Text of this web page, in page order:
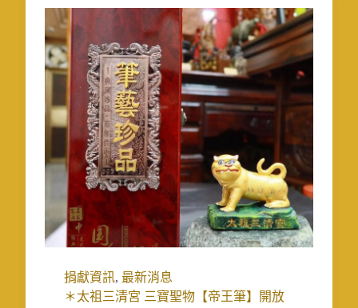
捐獻資訊, 最新消息
＊太祖三清宮 三寶聖物【帝王筆】開放